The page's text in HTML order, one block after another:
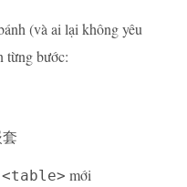
(và ai lại không yêu
từng bước:
套
<table> mới